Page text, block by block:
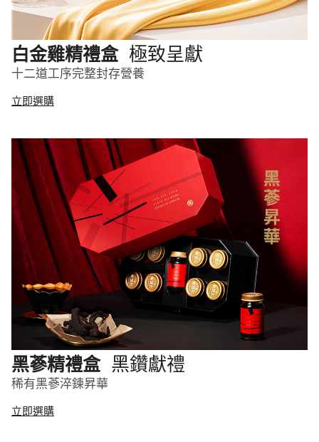
白金雞精禮盒 極致呈獻
十二道工序完整封存營養
立即選購
黑蔘精禮盒 黑鑽獻禮
稀有黑蔘淬鍊昇華
立即選購